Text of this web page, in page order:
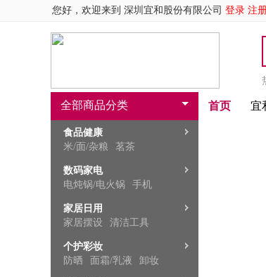
您好，欢迎来到 深圳宜和股份有限公司 登录 注
全部商品分类
食品健康
米/面/杂粮
茗茶
数码家电
电炖锅/电火锅
手机
家居日用
家居摆设
清洁工具
锅具
个护彩妆
防晒
面霜/乳液
卸妆
首页 宜